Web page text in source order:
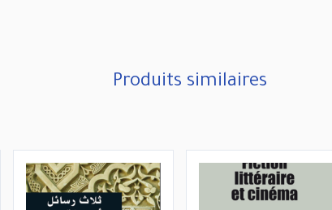
Produits similaires